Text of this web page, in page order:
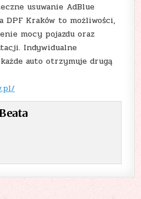
usuwanie AdBlue
DPF Kraków to możliwości,
mocy pojazdu oraz
Indywidualne
auto otrzymuje drugą